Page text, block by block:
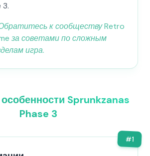
3.
к сообществу Retro
за советами по сложным
игра.
Sprunkzanas
Phase 3
#1